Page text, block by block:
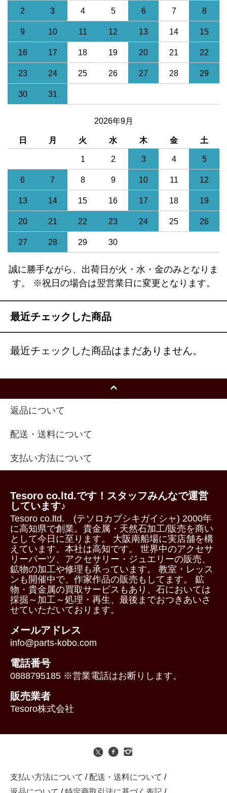
2 3 4 5 6 7 8
9 10 11 12 13 14 15
16 17 18 19 20 21 22
23 24 25 26 27 28 29
30 31
2026年9月
日 月 火 水 木 金 土
1 2 3 4 5
6 7 8 9 10 11 12
13 14 15 16 17 18 19
20 21 22 23 24 25 26
27 28 29 30
誠に勝手ながら、出荷日が火・水・金のみとなりま
す。 ※祝日の場合は翌営業日に変更となります。
最近チェックした商品
最近チェックした商品はまだありません。
返品について
配送・送料について
支払い方法について
Tesoro co.ltd.です！スタッフみんなで運営
しています♪
Tesoro co.ltd. (テソロカブシキガイシャ) 2000年
に高知県で創業。貴金属・天然石加工/販売を商い
として今日に至ります。 大阪南船場に実店舗を構
えています。本社は高知です。 世界中のアクセサ
リーパーツ、アクセサリー・ジュエリーの販売、
鉱物の加工や修理も承っています。 教室・レッス
ンも開催中で、作家作品の販売もしてます。 鉱
物・貴金属の買取サービスもあり、石においては
採掘～加工～処理・再生、最後までおつきあいさ
せていただいております。
メールアドレス
info@parts-kobo.com
電話番号
0888795185 ※営業電話はお断りします。
販売業者
Tesoro株式会社
支払い方法について / 配送・送料について /